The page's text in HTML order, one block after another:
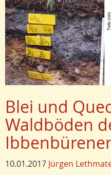
Blei und
Waldböden
10.01.2017 Jürgen